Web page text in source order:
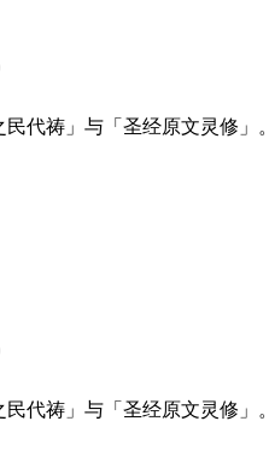
代祷」与「圣经原文灵修」。
代祷」与「圣经原文灵修」。